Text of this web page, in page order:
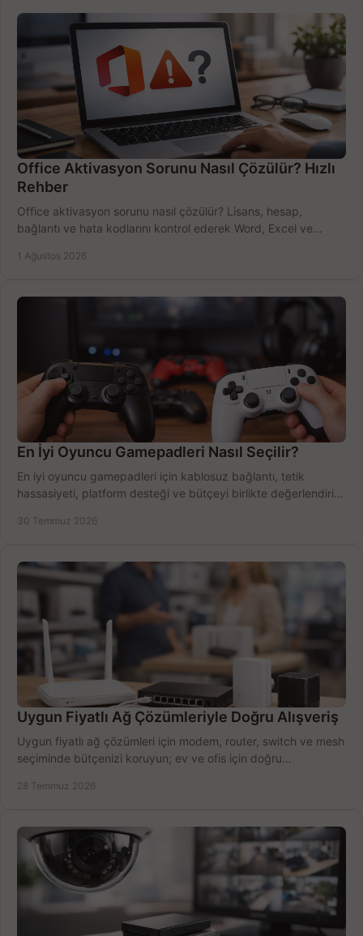
Office Aktivasyon Sorunu Nasıl Çözülür? Hızlı
Rehber
Office aktivasyon sorunu nasıl çözülür? Lisans, hesap,
bağlantı ve hata kodlarını kontrol ederek Word, Excel ve
1 Ağustos 2026
En İyi Oyuncu Gamepadleri Nasıl Seçilir?
En iyi oyuncu gamepadleri için kablosuz bağlantı, tetik
hassasiyeti, platform desteği ve bütçeyi birlikte değerlendirin;
30 Temmuz 2026
Uygun Fiyatlı Ağ Çözümleriyle Doğru Alışveriş
Uygun fiyatlı ağ çözümleri için modem, router, switch ve mesh
seçiminde bütçenizi koruyun; ev ve ofis için doğru
28 Temmuz 2026